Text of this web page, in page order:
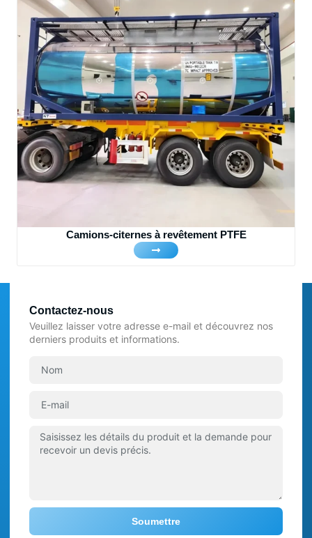
Camions-citernes à revêtement PTFE
Contactez-nous
Veuillez laisser votre adresse e-mail et découvrez nos
derniers produits et informations.
Soumettre